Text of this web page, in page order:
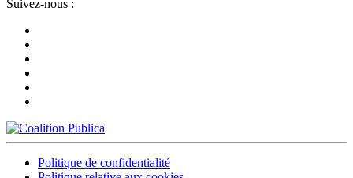
Suivez-nous :
Politique de confidentialité